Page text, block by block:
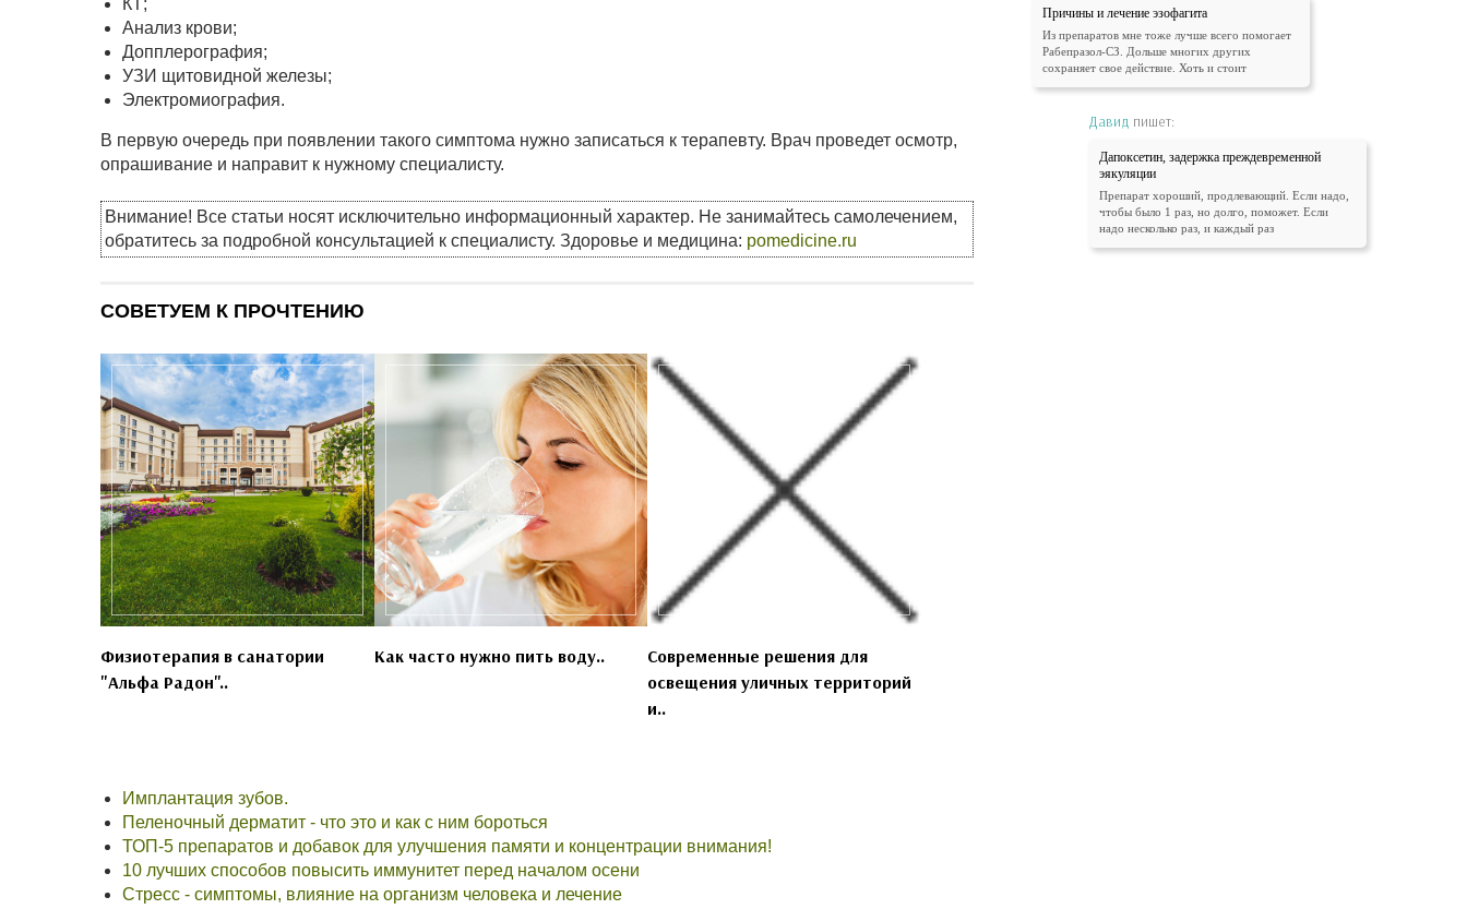
Анализ крови;
Допплерография;
УЗИ щитовидной железы;
Электромиография.
В первую очередь при появлении такого симптома нужно записаться к терапевту. Врач проведет осмотр,
опрашивание и направит к нужному специалисту.
Внимание! Все статьи носят исключительно информационный характер. Не занимайтесь самолечением,
обратитесь за подробной консультацией к специалисту. Здоровье и медицина: pomedicine.ru
СОВЕТУЕМ К ПРОЧТЕНИЮ
Физиотерапия в санатории
"Альфа Радон"..
Как часто нужно пить воду..
Современные решения для
освещения уличных территорий
и..
Имплантация зубов.
Пеленочный дерматит - что это и как с ним бороться
ТОП-5 препаратов и добавок для улучшения памяти и концентрации внимания!
10 лучших способов повысить иммунитет перед началом осени
Стресс - симптомы, влияние на организм человека и лечение
Причины и лечение эзофагита
Из препаратов мне тоже лучше всего помогает
Рабепразол-СЗ. Дольше многих других
сохраняет свое действие. Хоть и стоит
Давид пишет:
Дапоксетин, задержка преждевременной
эякуляции
Препарат хороший, продлевающий. Если надо,
чтобы было 1 раз, но долго, поможет. Если
надо несколько раз, и каждый раз